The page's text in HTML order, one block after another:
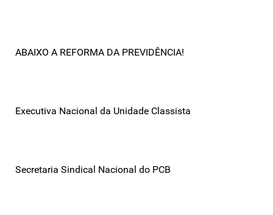
ABAIXO A REFORMA DA PREVIDÊNCIA!
Executiva Nacional da Unidade Classista
Secretaria Sindical Nacional do PCB